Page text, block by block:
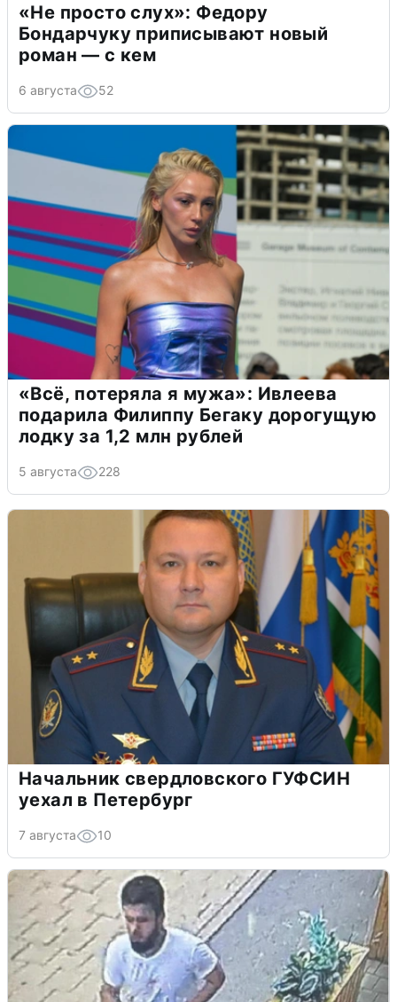
«Не просто слух»: Федору
Бондарчуку приписывают новый
роман — с кем
6 августа 52
«Всё, потеряла я мужа»: Ивлеева
подарила Филиппу Бегаку дорогущую
лодку за 1,2 млн рублей
5 августа 228
Начальник свердловского ГУФСИН
уехал в Петербург
7 августа 10